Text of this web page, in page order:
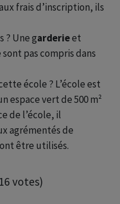
frais d’inscription, ils
? Une garderieet
pas compris dans
école ? L’école est
espace vert de 500 m²
de l’école, il
agrémentés de
être utilisés.
votes)